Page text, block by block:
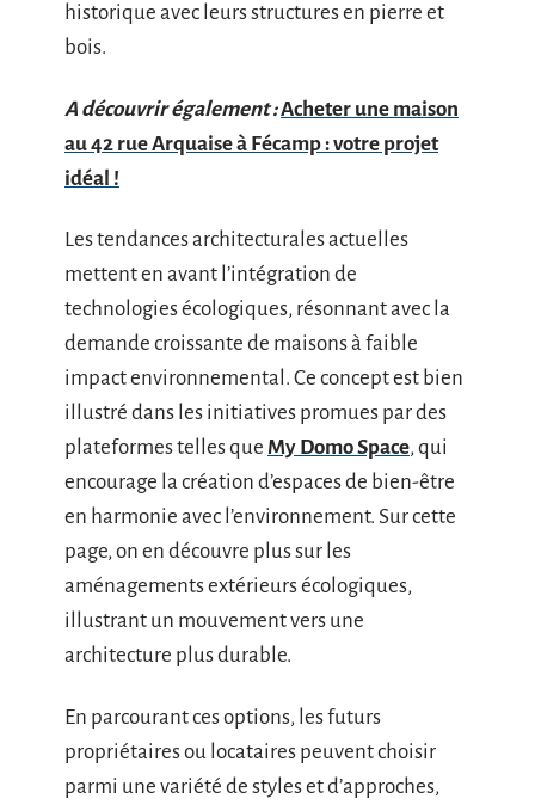
historique avec leurs structures en pierre et
bois.
A découvrir également :Acheter une maison
au 42 rue Arquaise à Fécamp : votre projet
idéal !
Les tendances architecturales actuelles
mettent en avant l’intégration de
technologies écologiques, résonnant avec la
demande croissante de maisons à faible
impact environnemental. Ce concept est bien
illustré dans les initiatives promues par des
plateformes telles que My Domo Space, qui
encourage la création d’espaces de bien-être
en harmonie avec l’environnement. Sur cette
page, on en découvre plus sur les
aménagements extérieurs écologiques,
illustrant un mouvement vers une
architecture plus durable.
En parcourant ces options, les futurs
propriétaires ou locataires peuvent choisir
parmi une variété de styles et d’approches,